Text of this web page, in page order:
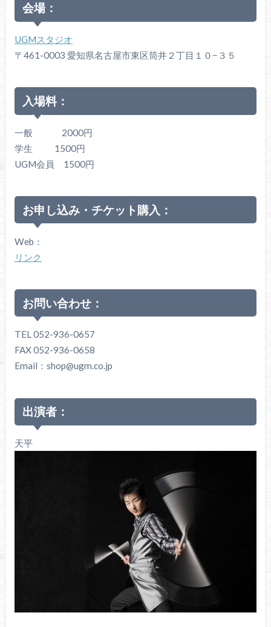
会場：
UGMスタジオ
〒 461-0003 愛知県名古屋市東区筒井２丁目１０ − ３５
入場料：
一般 2000円
学生 1500円
UGM会員 1500円
お申し込み・チケット購入：
Web：
リンク
お問い合わせ：
TEL 052-936-0657
FAX 052-936-0658
Email：shop@ugm.co.jp
出演者：
天平